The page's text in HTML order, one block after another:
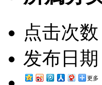
点击次数
发布日期
更多